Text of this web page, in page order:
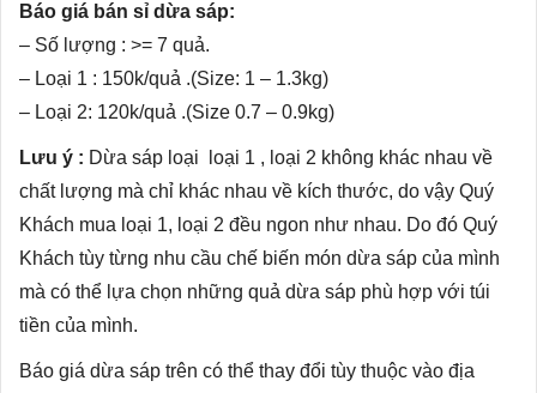
Báo giá bán sỉ dừa sáp:
– Số lượng : >= 7 quả.
– Loại 1 : 150k/quả .(Size: 1 – 1.3kg)
– Loại 2: 120k/quả .(Size 0.7 – 0.9kg)
Lưu ý : Dừa sáp loại loại 1 , loại 2 không khác nhau về
chất lượng mà chỉ khác nhau về kích thước, do vậy Quý
Khách mua loại 1, loại 2 đều ngon như nhau. Do đó Quý
Khách tùy từng nhu cầu chế biến món dừa sáp của mình
mà có thể lựa chọn những quả dừa sáp phù hợp với túi
tiền của mình.
Báo giá dừa sáp trên có thể thay đổi tùy thuộc vào địa